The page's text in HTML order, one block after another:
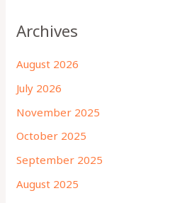
Archives
August 2026
July 2026
November 2025
October 2025
September 2025
August 2025